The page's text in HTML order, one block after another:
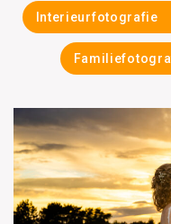
Interieurfotografie